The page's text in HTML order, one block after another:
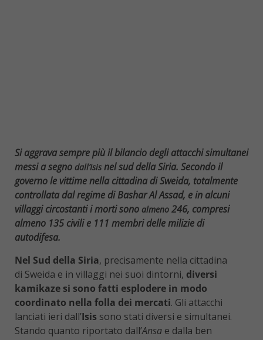
Si aggrava sempre più il bilancio degli attacchi simultanei
messi a segno dall’Isis nel sud della Siria. Secondo il
governo le vittime nella cittadina di Sweida, totalmente
controllata dal regime di Bashar Al Assad, e in alcuni
villaggi circostanti i morti sono almeno 246, compresi
almeno 135 civili e 111 membri delle milizie di
autodifesa.
Nel Sud della Siria, precisamente nella cittadina
di Sweida e in villaggi nei suoi dintorni, diversi
kamikaze si sono fatti esplodere in modo
coordinato nella folla dei mercati. Gli attacchi
lanciati ieri dall’Isis sono stati diversi e simultanei.
Stando quanto riportato dall’Ansa e dalla ben